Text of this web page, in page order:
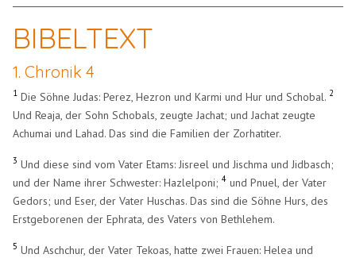
BIBELTEXT
1. Chronik 4
1 Die Söhne Judas: Perez, Hezron und Karmi und Hur und Schobal. 2
Und Reaja, der Sohn Schobals, zeugte Jachat; und Jachat zeugte
Achumai und Lahad. Das sind die Familien der Zorhatiter.
3 Und diese sind vom Vater Etams: Jisreel und Jischma und Jidbasch;
und der Name ihrer Schwester: Hazlelponi;4 und Pnuel, der Vater
Gedors; und Eser, der Vater Huschas. Das sind die Söhne Hurs, des
Erstgeborenen der Ephrata, des Vaters von Bethlehem.
5 Und Aschchur, der Vater Tekoas, hatte zwei Frauen: Helea und